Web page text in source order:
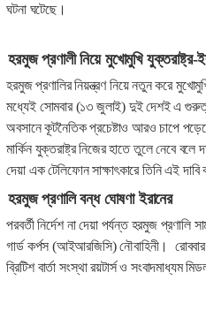
ঘটনা ঘটেছে।
হরমুজ প্রণালী নিয়ে মুখোমুখি যুক্তরাষ্ট্র-
হরমুজ প্রণালির নিয়ন্ত্রণ নিয়ে নতুন করে
মধ্যেই সোমবার (১৩ জুলাই) দুই দেশই এ
অবসানে কূটনৈতিক প্রচেষ্টাও আরও চাপে
মার্কিন যুক্তরাষ্ট্র নিজের হাতে তুলে নেবে
দেয়া এক টেলিফোন সাক্ষাৎকারে তিনি এই দাবি
হরমুজ প্রণালি বন্ধ ঘোষণা ইরানের
পরবর্তী নির্দেশ না দেয়া পর্যন্ত হরমুজ
গার্ড কর্পস (আইআরজিসি) নৌবাহিনী।
ব্রিটিশ বার্তা সংস্থা রয়টার্স ও সংবাদমাধ্যম